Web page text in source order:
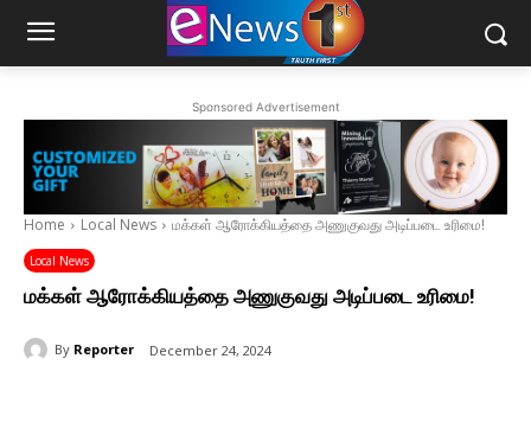
Sponsored Advertisement
Home Local News மக்கள் ஆரோக்கியத்தை அணுகுவது அடிப்படை உரிமை!
Local News
மக்கள் ஆரோக்கியத்தை அணுகுவது அடிப்படை உரிமை!
By Reporter December 24, 2024